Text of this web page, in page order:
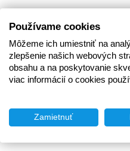
Používame cookies
Môžeme ich umiestniť na
zlepšenie našich webových
obsahu a na poskytovanie
viac informácií o cookies
Zamietnuť